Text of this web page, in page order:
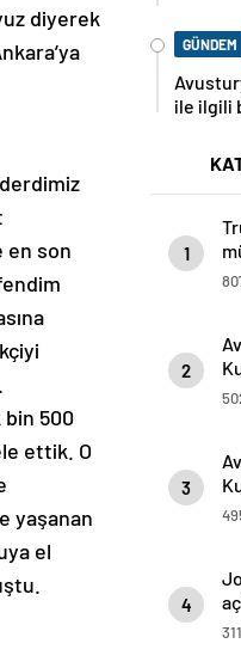
diyerek
en son
500
ettik. O
yaşanan
el
GÜNDEM
ile ilgili
1
2
3
4